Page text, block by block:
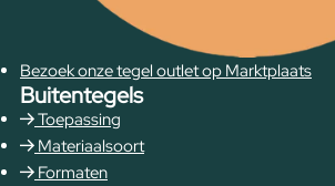
Bezoek onze tegel outlet op Marktplaats
Buitentegels
Toepassing
Materiaalsoort
Formaten